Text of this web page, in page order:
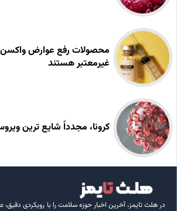
محصولات رفع عوارض واکسن
غیرمعتبر هستند
کرونا، مجدداً شایع‌ ترین
در هلث تایمز، آخرین اخبار حوزه سلامت را با رویکردی دقیق،